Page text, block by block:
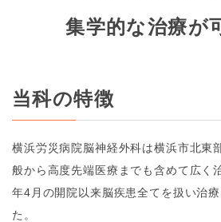
集学的な治療が
当科の特徴
横浜労災病院脳神経外科は横浜市北東
般から高度先端医療までも含めて広く
年4月の開院以来脳疾患全てを扱い治
た。